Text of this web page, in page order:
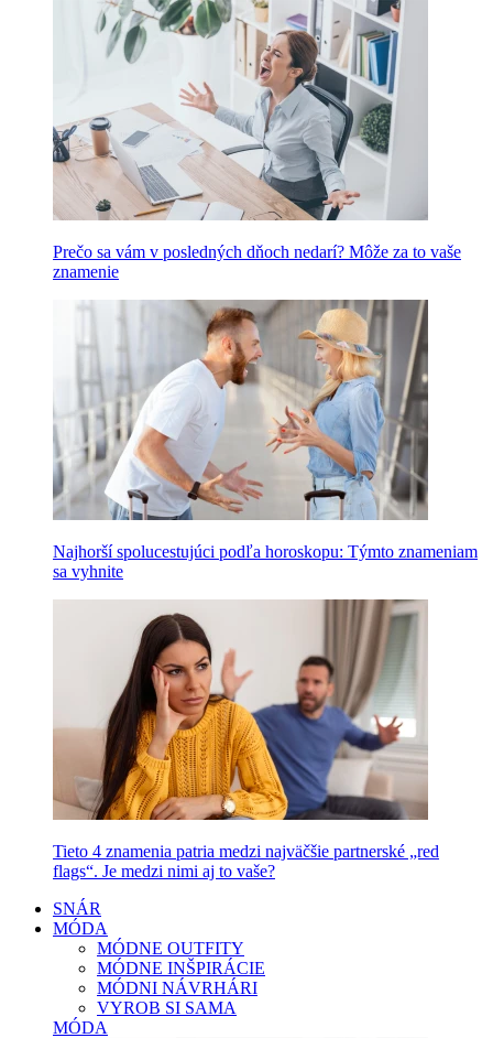
Prečo sa vám v posledných dňoch nedarí? Môže za to vaše
znamenie
Najhorší spolucestujúci podľa horoskopu: Týmto znameniam
sa vyhnite
Tieto 4 znamenia patria medzi najväčšie partnerské „red
flags“. Je medzi nimi aj to vaše?
SNÁR
MÓDA
MÓDNE OUTFITY
MÓDNE INŠPIRÁCIE
MÓDNI NÁVRHÁRI
VYROB SI SAMA
MÓDA